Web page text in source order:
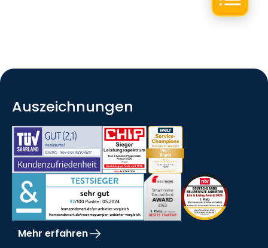
Auszeichnungen
Mehr erfahren